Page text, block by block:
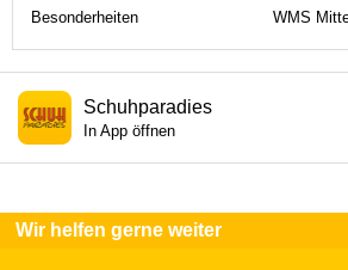
Besonderheiten
WMS
Schuhparadies
In App öffnen
Wir helfen gerne weiter